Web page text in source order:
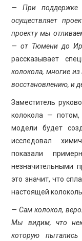
— При поддержке
осуществляет
проекту мы
— от Тюмени до
рассказывает
колокола, многие
восстановлению, и
Заместитель
колокола — потом,
модели будет
исследовал
показали
незначительными
это значит, что
настоящей
— Сам колокол,
Мы видим, что
которую